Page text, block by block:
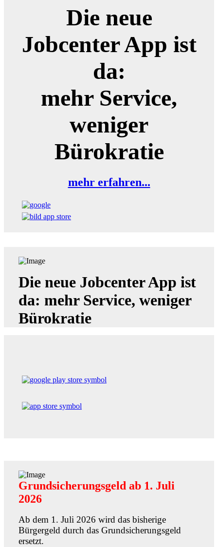
Die neue
Jobcenter App ist
da:
mehr Service,
weniger
Bürokratie
mehr erfahren...
Die neue Jobcenter App ist
da: mehr Service, weniger
Bürokratie
Grundsicherungsgeld ab 1. Juli
2026
Ab dem 1. Juli 2026 wird das bisherige
Bürgergeld durch das Grundsicherungsgeld
ersetzt.